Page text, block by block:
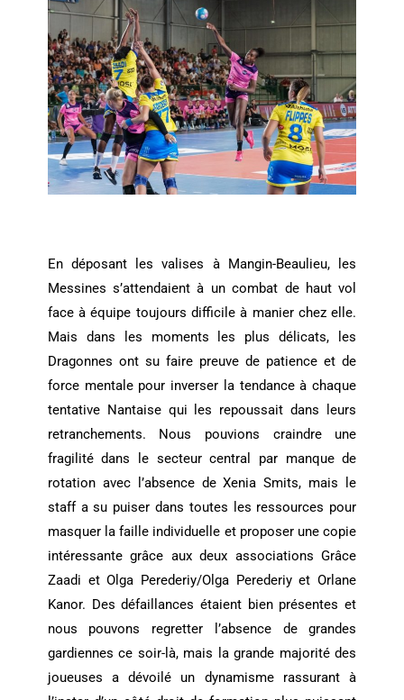
En déposant les valises à Mangin-Beaulieu, les
Messines s’attendaient à un combat de haut vol
face à équipe toujours difficile à manier chez elle.
Mais dans les moments les plus délicats, les
Dragonnes ont su faire preuve de patience et de
force mentale pour inverser la tendance à chaque
tentative Nantaise qui les repoussait dans leurs
retranchements. Nous pouvions craindre une
fragilité dans le secteur central par manque de
rotation avec l’absence de Xenia Smits, mais le
staff a su puiser dans toutes les ressources pour
masquer la faille individuelle et proposer une copie
intéressante grâce aux deux associations Grâce
Zaadi et Olga Perederiy/Olga Perederiy et Orlane
Kanor. Des défaillances étaient bien présentes et
nous pouvons regretter l’absence de grandes
gardiennes ce soir-là, mais la grande majorité des
joueuses a dévoilé un dynamisme rassurant à